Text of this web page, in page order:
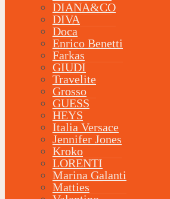
DIANA&CO
DIVA
Doca
Enrico Benetti
Farkas
GIUDI
Travelite
Grosso
GUESS
HEYS
Italia Versace
Jennifer Jones
Kroko
LORENTI
Marina Galanti
Matties